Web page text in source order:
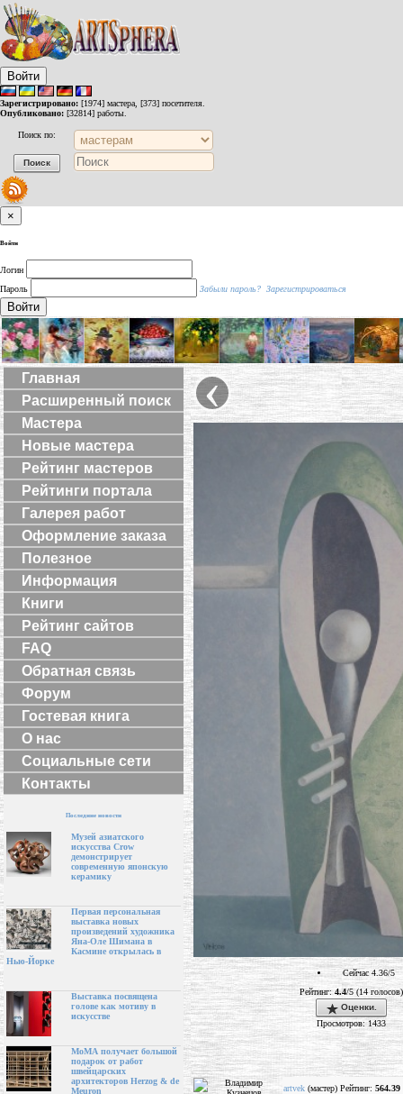
Войти
Зарегистрировано: [1974] мастера, [373] посетителя.
Опубликовано: [32814] работы.
Поиск по:
×
Войти
Логин
Пароль
Забыли пароль? Зарегистрироваться
Войти
Главная
Расширенный поиск
Мастера
Новые мастера
Рейтинг мастеров
Рейтинги портала
Галерея работ
Оформление заказа
Полезное
Информация
Книги
Рейтинг сайтов
FAQ
Обратная связь
Форум
Гостевая книга
О нас
Социальные сети
Контакты
Последние новости
Музей азиатского
искусства Crow
демонстрирует
современную японскую
керамику
Первая персональная
выставка новых
произведений художника
Яна-Оле Шимана в
Касмине открылась в
Нью-Йорке
Выставка посвящена
голове как мотиву в
искусстве
МоМА получает большой
подарок от работ
швейцарских
архитекторов Herzog & de
Meuron
‹
Сейчас 4.36/5
Рейтинг: 4.4/5 (14 голосов)
Оценки.
Просмотров: 1433
artvek (мастер) Рейтинг: 564.39